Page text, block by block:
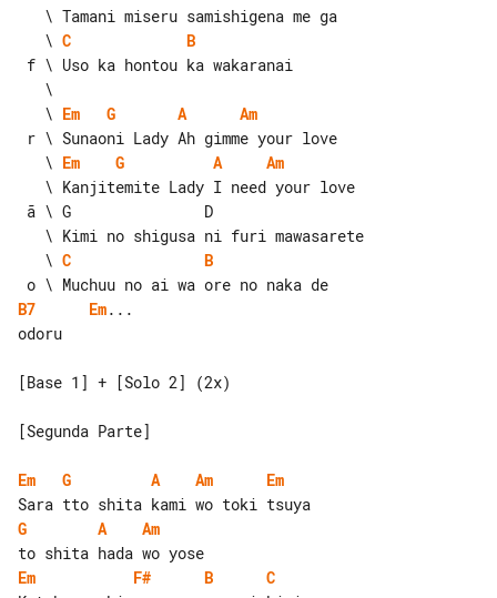
   \
C
B
   \
Em G A
Am
   \
Em G A
Am
   \
C
B
B7
Em...
odoru
[Base 1] + [Solo 2] (2x)
[Segunda Parte]
Em G A Am
Em
G
A
Am
Em
F# B
C